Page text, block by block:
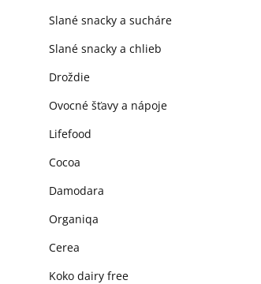
Slané snacky a sucháre
Slané snacky a chlieb
Droždie
Ovocné šťavy a nápoje
Lifefood
Cocoa
Damodara
Organiqa
Cerea
Koko dairy free